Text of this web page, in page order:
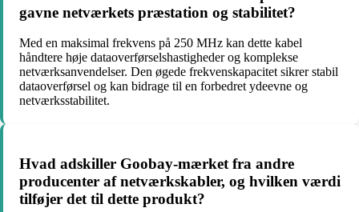
gavne netværkets præstation og stabilitet?
Med en maksimal frekvens på 250 MHz kan dette kabel
håndtere høje dataoverførselshastigheder og komplekse
netværksanvendelser. Den øgede frekvenskapacitet sikrer stabil
dataoverførsel og kan bidrage til en forbedret ydeevne og
netværksstabilitet.
Hvad adskiller Goobay-mærket fra andre
producenter af netværkskabler, og hvilken værdi
tilføjer det til dette produkt?